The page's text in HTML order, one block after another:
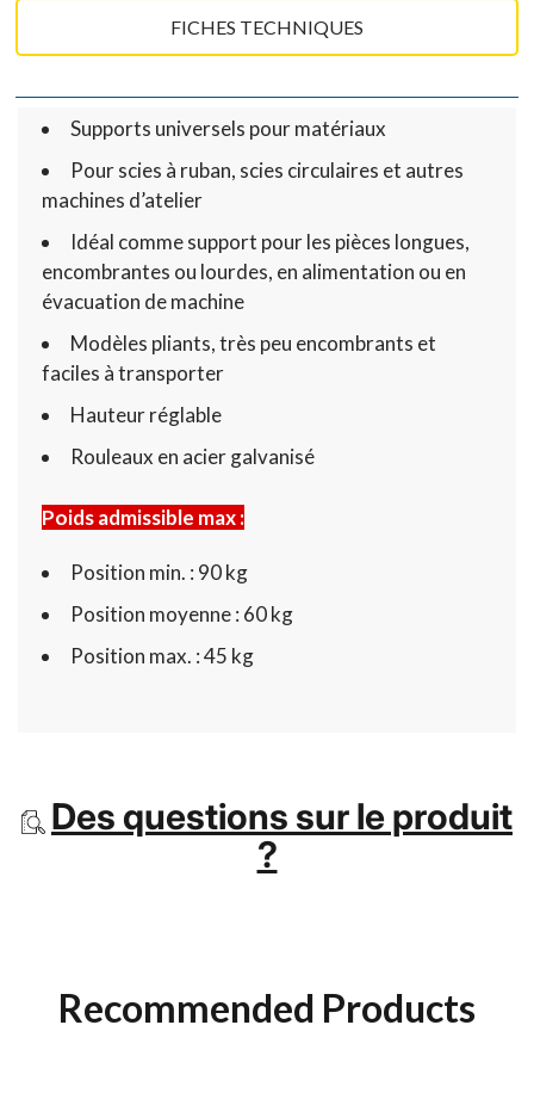
FICHES TECHNIQUES
Supports universels pour matériaux
Pour scies à ruban, scies circulaires et autres
machines d’atelier
Idéal comme support pour les pièces longues,
encombrantes ou lourdes, en alimentation ou en
évacuation de machine
Modèles pliants, très peu encombrants et
faciles à transporter
Hauteur réglable
Rouleaux en acier galvanisé
Poids admissible max :
Position min. : 90 kg
Position moyenne : 60 kg
Position max. : 45 kg
Des questions sur le produit
?
Recommended Products